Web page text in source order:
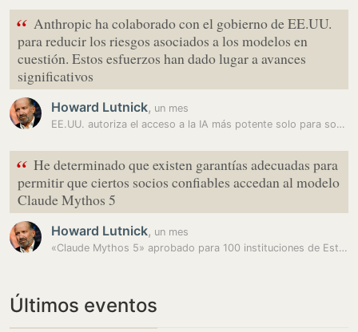
“ Anthropic ha colaborado con el gobierno de EE.UU.
para reducir los riesgos asociados a los modelos en
cuestión. Estos esfuerzos han dado lugar a avances
significativos
Howard Lutnick, un mes
EE.UU. autoriza el acceso a la IA más potente solo para socios…
“ He determinado que existen garantías adecuadas para
permitir que ciertos socios confiables accedan al modelo
Claude Mythos 5
Howard Lutnick, un mes
«Claude Mythos 5» aprobado para 100 instituciones de Estados Unidos:…
Últimos eventos